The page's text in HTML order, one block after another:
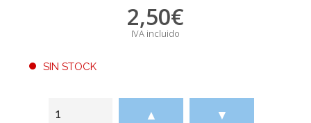
2,50€
IVA incluido
SIN STOCK
▲ ▼